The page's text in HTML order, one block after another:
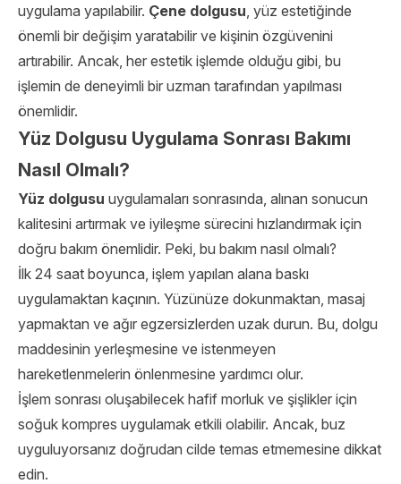
uygulama yapılabilir. Çene dolgusu, yüz estetiğinde
önemli bir değişim yaratabilir ve kişinin özgüvenini
artırabilir. Ancak, her estetik işlemde olduğu gibi, bu
işlemin de deneyimli bir uzman tarafından yapılması
önemlidir.
Yüz Dolgusu Uygulama Sonrası Bakımı
Nasıl Olmalı?
Yüz dolgusu uygulamaları sonrasında, alınan sonucun
kalitesini artırmak ve iyileşme sürecini hızlandırmak için
doğru bakım önemlidir. Peki, bu bakım nasıl olmalı?
İlk 24 saat boyunca, işlem yapılan alana baskı
uygulamaktan kaçının. Yüzünüze dokunmaktan, masaj
yapmaktan ve ağır egzersizlerden uzak durun. Bu, dolgu
maddesinin yerleşmesine ve istenmeyen
hareketlenmelerin önlenmesine yardımcı olur.
İşlem sonrası oluşabilecek hafif morluk ve şişlikler için
soğuk kompres uygulamak etkili olabilir. Ancak, buz
uyguluyorsanız doğrudan cilde temas etmemesine dikkat
edin.